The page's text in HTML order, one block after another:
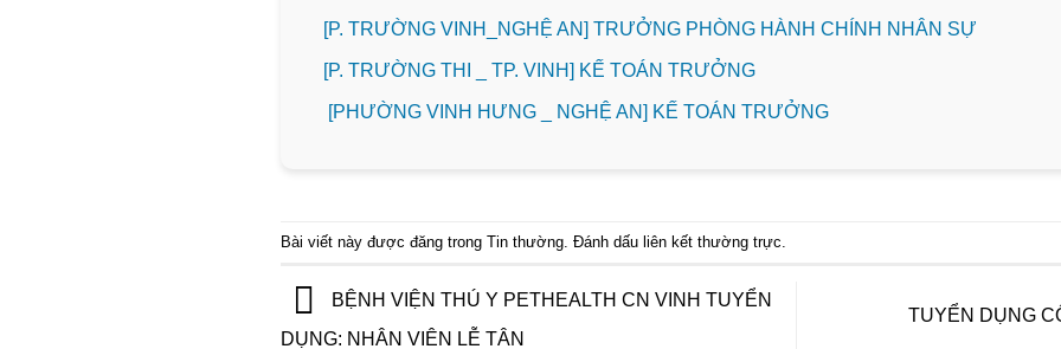
[P. TRƯỜNG VINH_NGHỆ AN] TRƯỞNG PHÒNG HÀNH CHÍNH NHÂN SỰ
️[P. TRƯỜNG THI _ TP. VINH] KẾ TOÁN TRƯỞNG
[PHƯỜNG VINH HƯNG _ NGHỆ AN] KẾ TOÁN TRƯỞNG
Bài viết này được đăng trong Tin thường . Đánh dấu liên kết thường trực
BỆNH VIỆN THÚ Y PETHEALTH CN VINH TUYỂN
DỤNG: NHÂN VIÊN LỄ TÂN
TUYỂN DỤNG